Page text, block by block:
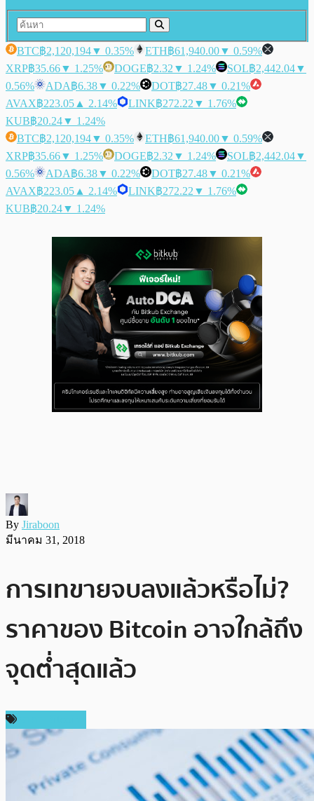
BTC฿2,120,194▼ 0.35% ETH฿61,940.00▼ 0.59%
XRP฿35.66▼ 1.25% DOGE฿2.32 ▼ 1.24% SOL฿2,442.04▼
0.56%
ADA฿6.38▼ 0.22% DOT฿27.48▼ 0.21%
AVAX฿223.05 ▲ 2.14% LINK฿272.22 ▼ 1.76%
KUB฿20.24▼ 1.24%
BTC฿2,120,194▼ 0.35% ETH฿61,940.00▼ 0.59%
XRP฿35.66▼ 1.25% DOGE฿2.32 ▼ 1.24% SOL฿2,442.04▼
0.56%
ADA฿6.38▼ 0.22% DOT฿27.48▼ 0.21%
AVAX฿223.05 ▲ 2.14% LINK฿272.22 ▼ 1.76%
KUB฿20.24▼ 1.24%
By Jiraboon
มีนาคม 31, 2018
การเทขายจบลงแล้วหรือไม่?
ราคาของ Bitcoin อาจใกล้ถึง
จุดต่ำสุดแล้ว